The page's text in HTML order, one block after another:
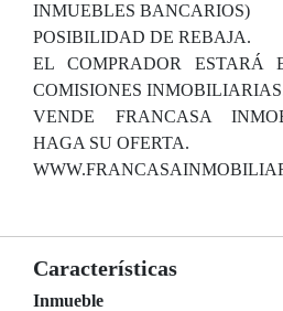
INMUEBLES BANCARIOS)
POSIBILIDAD DE REBAJA.
EL COMPRADOR ESTARÁ
COMISIONES
VENDE FRANCASA
HAGA SU OFERTA.
Características
Inmueble